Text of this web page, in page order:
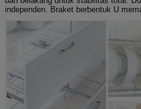
independen. Braket berbentuk U